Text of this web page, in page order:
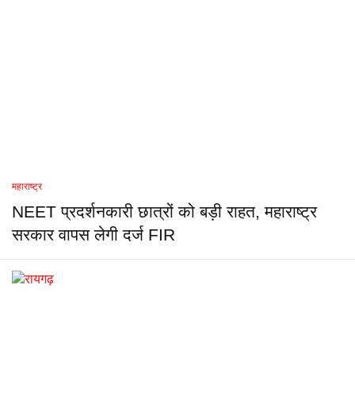
महाराष्ट्र
NEET प्रदर्शनकारी छात्रों को बड़ी राहत, महाराष्ट्र
सरकार वापस लेगी दर्ज FIR